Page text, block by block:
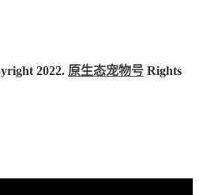
2022. 原生态宠物号 Rights